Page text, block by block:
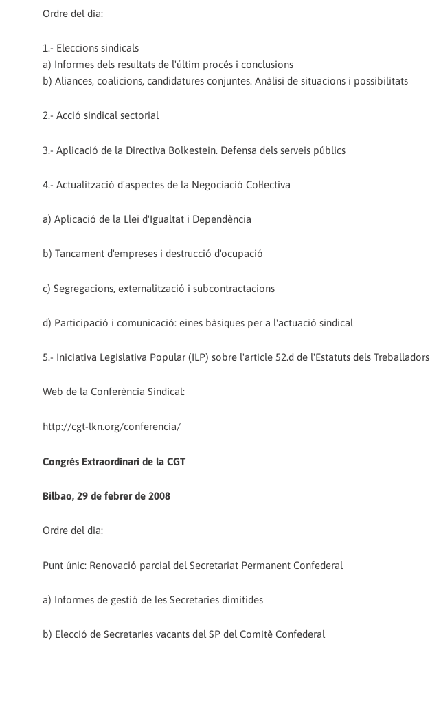
Ordre del dia:
1.- Eleccions sindicals
a) Informes dels resultats de l'últim procés i conclusions
b) Aliances, coalicions, candidatures conjuntes. Anàlisi de situacions i possibilitats
2.- Acció sindical sectorial
3.- Aplicació de la Directiva Bolkestein. Defensa dels serveis públics
4.- Actualització d'aspectes de la Negociació Col·lectiva
a) Aplicació de la Llei d'Igualtat i Dependència
b) Tancament d'empreses i destrucció d'ocupació
c) Segregacions, externalització i subcontractacions
d) Participació i comunicació: eines bàsiques per a l'actuació sindical
5.- Iniciativa Legislativa Popular (ILP) sobre l'article 52.d de l'Estatuts dels Treballadors
Web de la Conferència Sindical:
http://cgt-lkn.org/conferencia/
Congrés Extraordinari de la CGT
Bilbao, 29 de febrer de 2008
Ordre del dia:
Punt únic: Renovació parcial del Secretariat Permanent Confederal
a) Informes de gestió de les Secretaries dimitides
b) Elecció de Secretaries vacants del SP del Comitè Confederal